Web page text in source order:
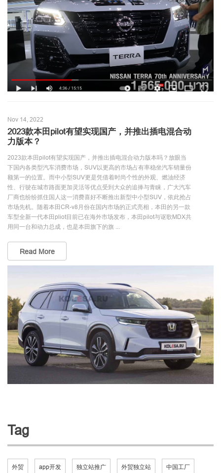
Nov 14, 2022
2023款本田pilot有望实现国产，并推出插电混合动
力版本？
2023款本田pilot有望实现国产，并推出插电混合动力版本吗？放眼当
下国内各类型汽车消费市场，SUV以更高的市场占有率稳坐汽车销量份
额第一的位置。而中小型SUV更是凭借着时尚个性的外观、燃油经济
性、行驶在城市路面更加灵活等优点受到大众的追捧与青睐，广大汽车
厂商也纷纷抓住国人这一消费喜好不断推出新型中小型SUV，依此抢占
市场先机。随着本田CR-v8月份在国内市场的正式亮相，本田的另一款
车型全新一代本田pliot目前已在海外市场发布，本田pilot与讴歌MDX共
用同一台和动力总成，也是本田旗下的旗 ...
Read More
Tag
外贸 app开发 独立站推广 外贸独立站 中国工厂